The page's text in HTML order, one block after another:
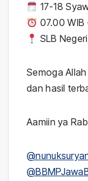
17-18
07.00 WIB
SLB
Semoga
dan hasil
Aamiin ya